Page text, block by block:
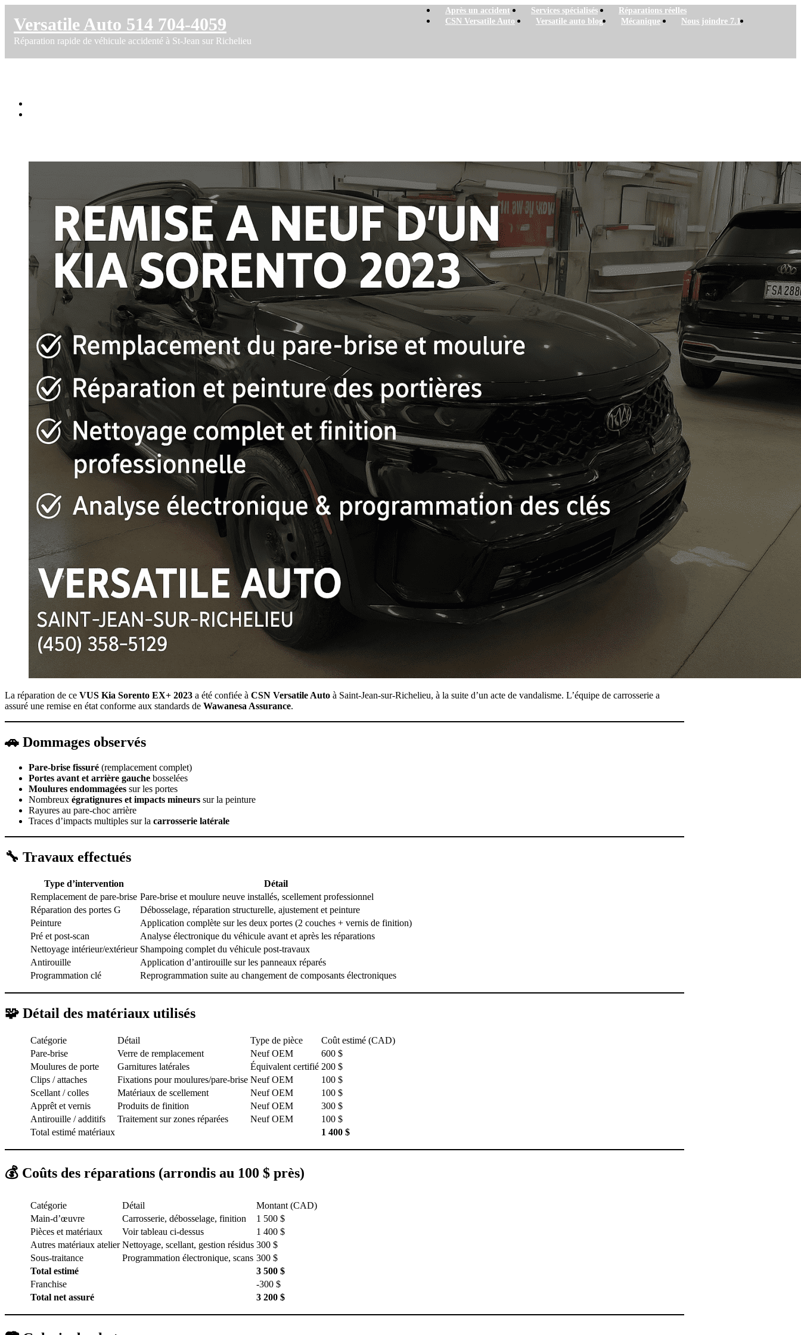
Versatile Auto 514 704-4059
Réparation rapide de véhicule accidenté à St-Jean sur Richelieu
Après un accident Services spécialisés
Réparations réelles
CSN Versatile Auto
Versatile auto blog Mécanique Nous joindre 7.1
La réparation de ce VUS Kia Sorento EX+ 2023 a été confiée à CSN Versatile Auto à Saint-Jean-sur-Richelieu, à la suite d’un acte de vandalisme. L’équipe de carrosserie a
assuré une remise en état conforme aux standards de Wawanesa Assurance.
🚗 Dommages observés
Pare-brise fissuré (remplacement complet)
Portes avant et arrière gauche bosselées
Moulures endommagées sur les portes
Nombreux égratignures et impacts mineurs sur la peinture
Rayures au pare-choc arrière
Traces d’impacts multiples sur la carrosserie latérale
🔧 Travaux effectués
Type d’intervention
Détail
Remplacement de pare-brise Pare-brise et moulure neuve installés, scellement professionnel
Réparation des portes G
Débosselage, réparation structurelle, ajustement et peinture
Peinture
Application complète sur les deux portes (2 couches + vernis de finition)
Pré et post-scan
Analyse électronique du véhicule avant et après les réparations
Nettoyage intérieur/extérieur Shampoing complet du véhicule post-travaux
Antirouille
Application d’antirouille sur les panneaux réparés
Programmation clé
Reprogrammation suite au changement de composants électroniques
🧩 Détail des matériaux utilisés
Catégorie Détail Type de pièce
Coût estimé (CAD)
Pare-brise
Verre de remplacement Neuf OEM
600 $
Moulures de porte
Garnitures latérales Équivalent certifié 200 $
Clips / attaches
Fixations pour moulures/pare-brise Neuf OEM
100 $
Scellant / colles
Matériaux de scellement Neuf OEM
100 $
Apprêt et vernis
Produits de finition Neuf OEM
300 $
Antirouille / additifs
Traitement sur zones réparées Neuf OEM
100 $
Total estimé matériaux
1 400 $
💰 Coûts des réparations (arrondis au 100 $ près)
Catégorie Détail
Montant (CAD)
Main-d’œuvre
Carrosserie, débosselage, finition
1 500 $
Pièces et matériaux
Voir tableau ci-dessus
1 400 $
Autres matériaux atelier Nettoyage, scellant, gestion résidus 300 $
Sous-traitance
Programmation électronique, scans 300 $
Total estimé
3 500 $
Franchise
-300 $
Total net assuré
3 200 $